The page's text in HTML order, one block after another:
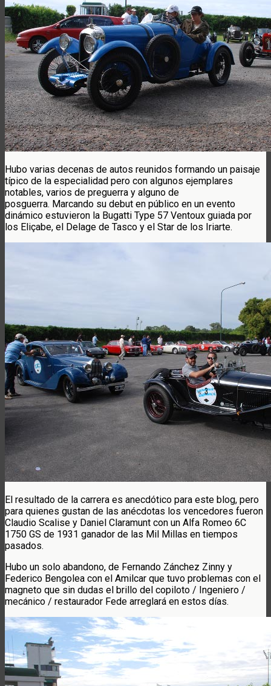
Hubo varias decenas de autos reunidos formando un paisaje
típico de la especialidad pero con algunos ejemplares
notables, varios de preguerra y alguno de
posguerra. Marcando su debut en público en un evento
dinámico estuvieron la Bugatti Type 57 Ventoux guiada por
los Eliçabe, el Delage de Tasco y el Star de los Iriarte.
El resultado de la carrera es anecdótico para este blog, pero
para quienes gustan de las anécdotas los vencedores fueron
Claudio Scalise y Daniel Claramunt con un Alfa Romeo 6C
1750 GS de 1931 ganador de las Mil Millas en tiempos
pasados.
Hubo un solo abandono, de Fernando Zánchez Zinny y
Federico Bengolea con el Amilcar que tuvo problemas con el
magneto que sin dudas el brillo del copiloto / Ingeniero /
mecánico / restaurador Fede arreglará en estos días.